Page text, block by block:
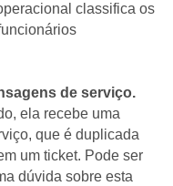
classifica os
de serviço.
ela recebe uma
que é duplicada
um ticket. Pode ser
dúvida sobre esta